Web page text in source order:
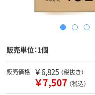
販売単位：1個
販売価格 ￥6,825 （税抜き）
￥7,507 （税込）